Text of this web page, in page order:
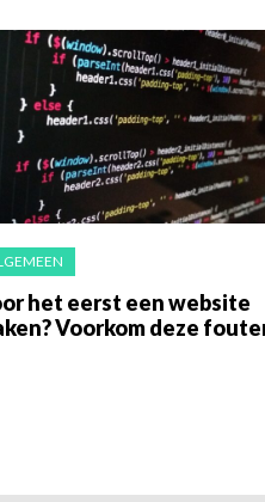
het eerst een website
Voorkom deze